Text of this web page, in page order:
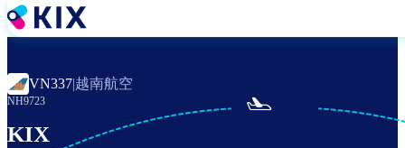
跳
转
主
要
容
VN337|越南航空
NH9723
KIX
